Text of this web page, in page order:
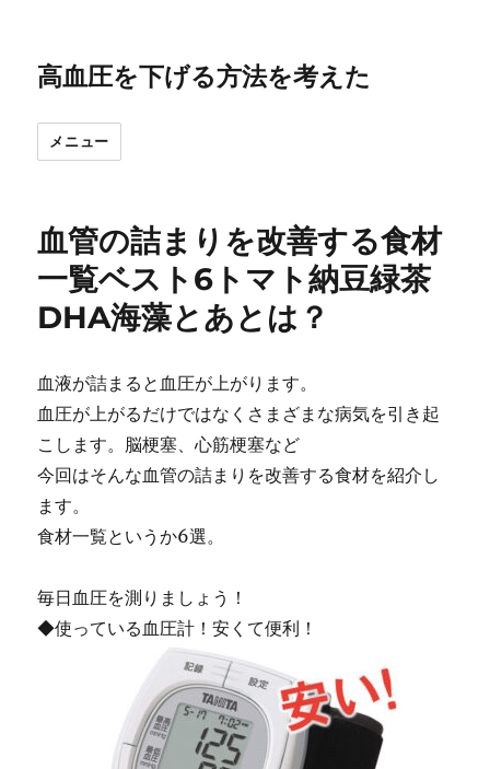
高血圧を下げる方法を考えた
メニュー
血管の詰まりを改善する食材
一覧ベスト6トマト納豆緑茶
DHA海藻とあとは？
血液が詰まると血圧が上がります。
血圧が上がるだけではなくさまざまな病気を引き起
こします。脳梗塞、心筋梗塞など
今回はそんな血管の詰まりを改善する食材を紹介し
ます。
食材一覧というか6選。
毎日血圧を測りましょう！
◆使っている血圧計！安くて便利！